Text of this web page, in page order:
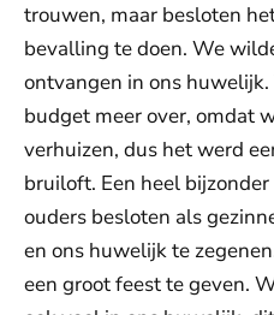
trouwen, maar besloten
bevalling te doen. We
ontvangen in ons
budget meer over, omdat
verhuizen, dus het werd
bruiloft. Een heel
ouders besloten als
en ons huwelijk te
een groot feest te geven.